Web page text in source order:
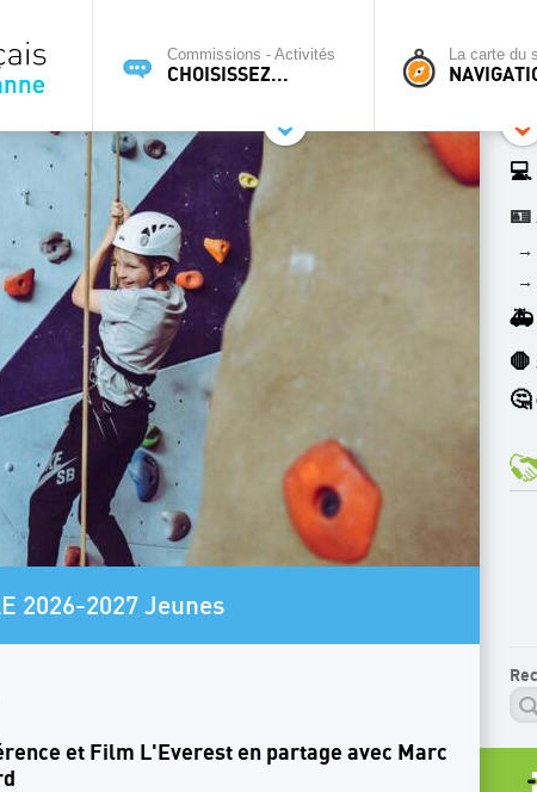
Commissions - Activités
CHOISISSEZ...
La carte du
2026-2027 Jeunes
et Film L'Everest en partage avec Marc
💻
🪪
→
→
🚑
🛑
🤔